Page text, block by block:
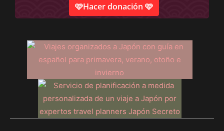
🩷Hacer donación 🩷